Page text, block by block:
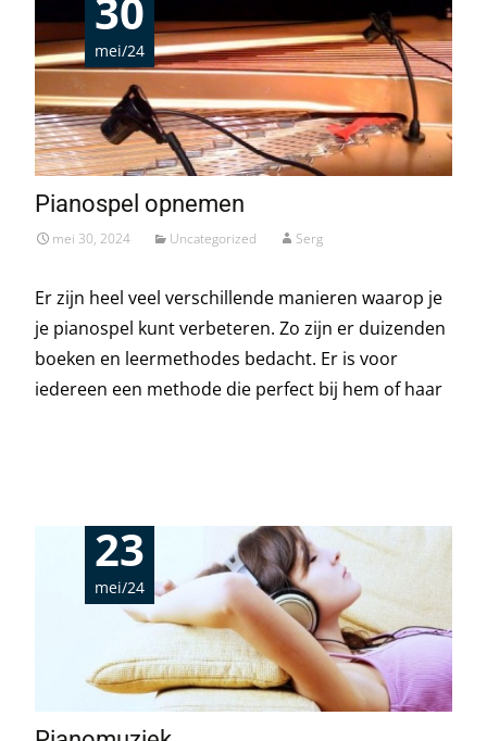
30
mei/24
Pianospel opnemen
mei 30, 2024 Uncategorized Serg
Er zijn heel veel verschillende manieren waarop je
je pianospel kunt verbeteren. Zo zijn er duizenden
boeken en leermethodes bedacht. Er is voor
iedereen een methode die perfect bij hem of haar
23
mei/24